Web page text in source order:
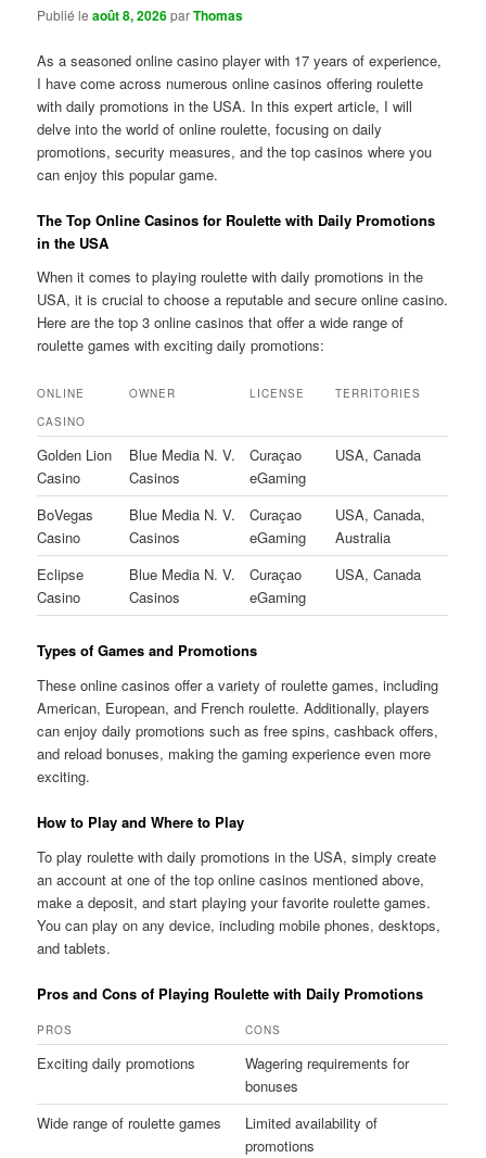
Publié leaoût 8, 2026parThomas
As a seasoned online casino player with 17 years of experience,
I have come across numerous online casinos offering roulette
with daily promotions in the USA. In this expert article, I will
delve into the world of online roulette, focusing on daily
promotions, security measures, and the top casinos where you
can enjoy this popular game.
The Top Online Casinos for Roulette with Daily Promotions
in the USA
When it comes to playing roulette with daily promotions in the
USA, it is crucial to choose a reputable and secure online casino.
Here are the top 3 online casinos that offer a wide range of
roulette games with exciting daily promotions:
ONLINE
CASINO
OWNER LICENSE TERRITORIES
Golden Lion
Casino
Blue Media N. V.
Casinos
Curaçao
eGaming
USA, Canada
BoVegas
Casino
Blue Media N. V.
Casinos
Curaçao
eGaming
USA, Canada,
Australia
Eclipse
Casino
Blue Media N. V.
Casinos
Curaçao
eGaming
USA, Canada
Types of Games and Promotions
These online casinos offer a variety of roulette games, including
American, European, and French roulette. Additionally, players
can enjoy daily promotions such as free spins, cashback offers,
and reload bonuses, making the gaming experience even more
exciting.
How to Play and Where to Play
To play roulette with daily promotions in the USA, simply create
an account at one of the top online casinos mentioned above,
make a deposit, and start playing your favorite roulette games.
You can play on any device, including mobile phones, desktops,
and tablets.
Pros and Cons of Playing Roulette with Daily Promotions
PROS CONS
Exciting daily promotions
Wagering requirements for
bonuses
Wide range of roulette games
Limited availability of
promotions